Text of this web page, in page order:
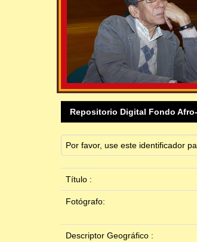
Repositorio Digital Fondo
Por favor, use este identificador
Título :
Fotógrafo:
Descriptor Geográfico :